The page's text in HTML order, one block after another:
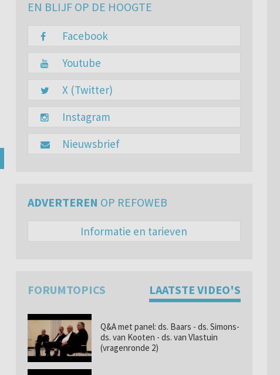
EN BLIJF OP DE HOOGTE
Facebook
Youtube
X (Twitter)
Instagram
Nieuwsbrief
ADVERTEREN OP REFOWEB
Informatie en tarieven
FORUMTOPICS LAATSTE VIDEO'S
Q&A met panel: ds. Baars - ds. Simons-
ds. van Kooten - ds. van Vlastuin
(vragenronde 2)